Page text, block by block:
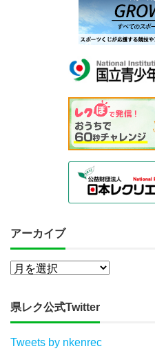
アーカイブ
県レク公式Twitter
Tweets by nkenrec